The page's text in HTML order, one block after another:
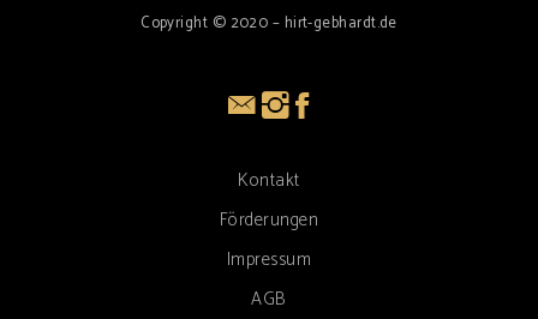
Copyright © 2020 – hirt-gebhardt.de
Kontakt
Förderungen
Impressum
AGB